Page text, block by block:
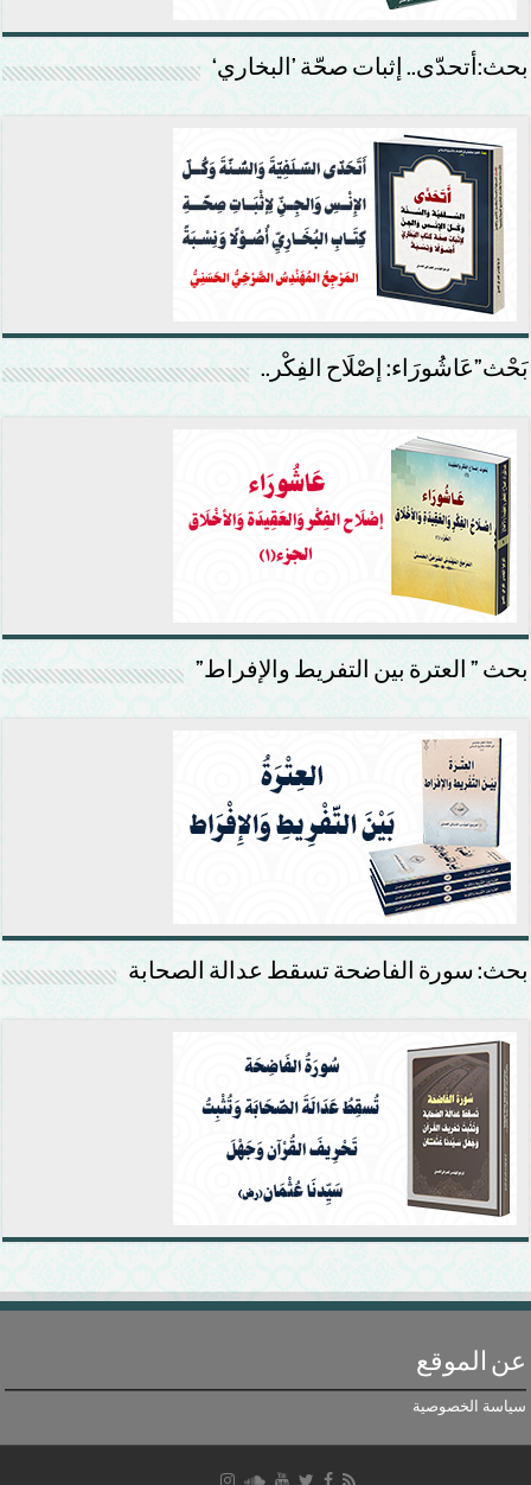
بحث:أتحدّى.. إثبات صحّة ’البخاري‘
بَحْث”عَاشُورَاء: إصْلَاح الفِكْر..
بحث ” العترة بين التفريط والإفراط”
بحث: سورة الفاضحة تسقط عدالة الصحابة
عن الموقع
سياسة الخصوصية